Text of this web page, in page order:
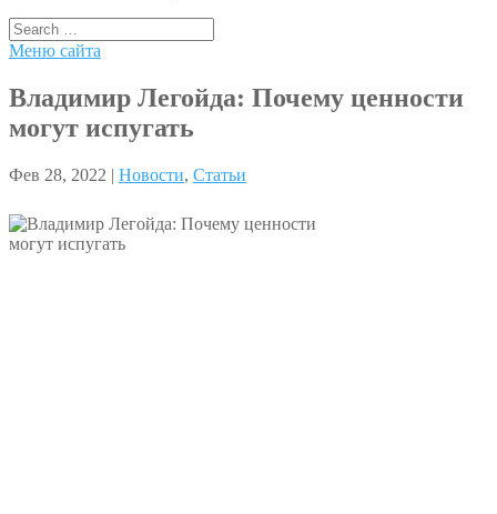
Меню сайта
Владимир Легойда: Почему ценности
могут испугать
Фев 28, 2022 | Новости, Статьи